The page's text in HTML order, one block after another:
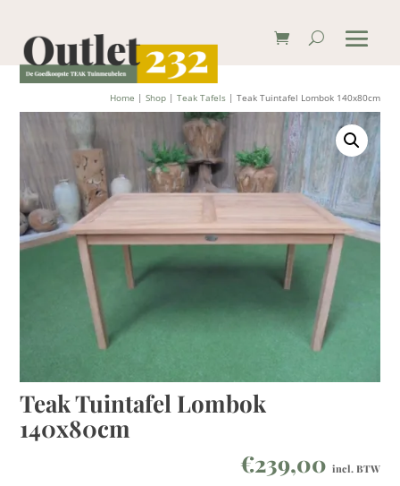
Home | Shop| Teak Tafels| Teak Tuintafel Lombok 140x80cm
Teak Tuintafel Lombok
140x80cm
€239,00 incl. BTW